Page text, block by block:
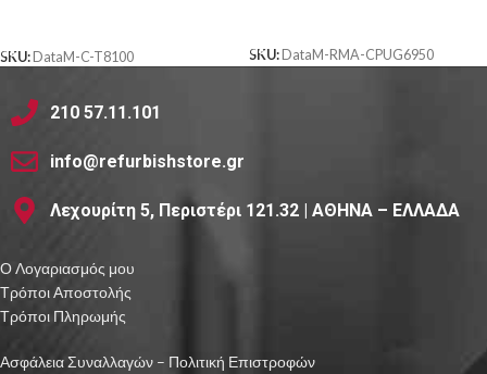
SKU: DataM-C-T8100 SKU: DataM-RMA-CPUG6950
210 57.11.101
info@refurbishstore.gr
Λεχουρίτη 5, Περιστέρι 121.32 | ΑΘΗΝΑ – ΕΛΛΑΔΑ
Ο Λογαριασμός μου
Τρόποι Αποστολής
Τρόποι Πληρωμής
Ασφάλεια Συναλλαγών – Πολιτική Επιστροφών